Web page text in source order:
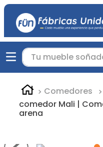
Tu mueble soñado
Comedores
comedor Mali |
arena